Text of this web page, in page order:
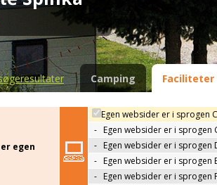
Camping Faciliteter
egen
Egen websider er i sprogen
- Egen websider er i sprogen
- Egen websider er i sprogen
- Egen websider er i sprogen
- Egen websider er i sprogen